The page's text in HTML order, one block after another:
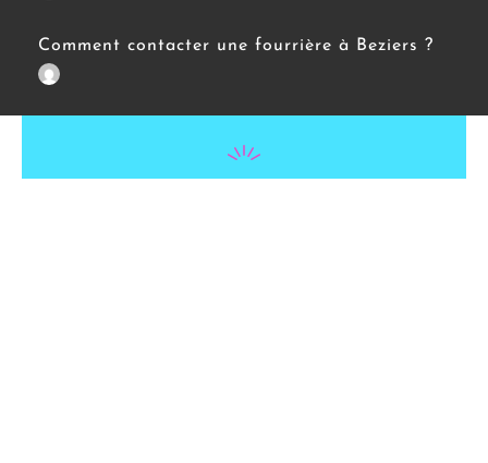
Comment contacter une fourrière à Beziers ?